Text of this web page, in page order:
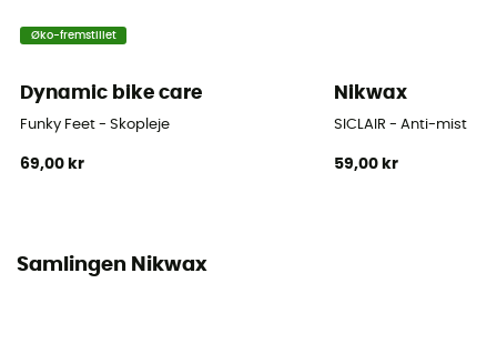
Øko-fremstillet
Dynamic bike care
Funky Feet - Skopleje
69,00 kr
Nikwax
SICLAIR - Anti-mist
59,00 kr
Samlingen Nikwax